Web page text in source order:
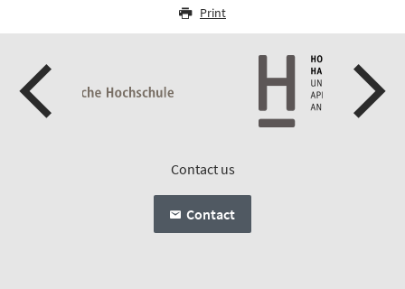
Print
Contact us
Contact